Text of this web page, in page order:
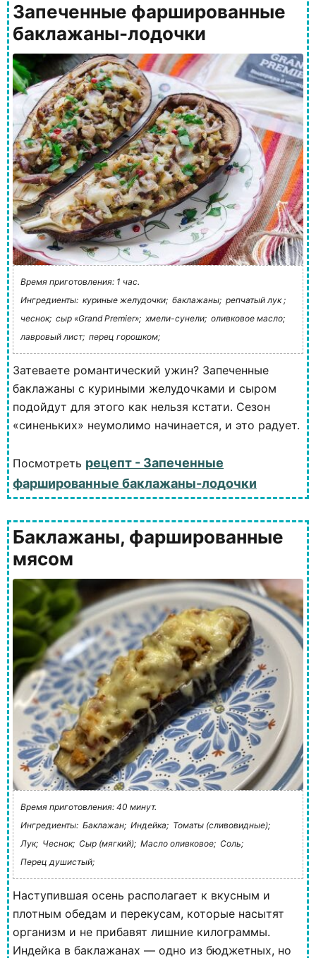
Запеченные фаршированные
баклажаны-лодочки
Время приготовления: 1 час.
Ингредиенты: куриные желудочки; баклажаны; репчатый лук ;
чеснок; сыр «Grand Premier»; хмели-сунели; оливковое масло;
лавровый лист; перец горошком;
Затеваете романтический ужин? Запеченные
баклажаны с куриными желудочками и сыром
подойдут для этого как нельзя кстати. Сезон
«синеньких» неумолимо начинается, и это радует.
Посмотреть рецепт - Запеченные
фаршированные баклажаны-лодочки
Баклажаны, фаршированные
мясом
Время приготовления: 40 минут.
Ингредиенты: Баклажан; Индейка; Томаты (сливовидные);
Лук; Чеснок; Сыр (мягкий); Масло оливковое; Соль;
Перец душистый;
Наступившая осень располагает к вкусным и
плотным обедам и перекусам, которые насытят
организм и не прибавят лишние килограммы.
Индейка в баклажанах — одно из бюджетных, но